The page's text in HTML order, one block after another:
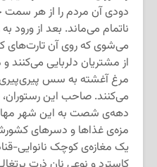
دودی آن مردم را از هر سمت
ناتمام می‌ماند. بعد از ورود به
می‌شوی که روی آن تارت‌های
از مشتریان دلربایی
مرغ آغشته به سس
می‌کنند. صاحب این رستوران،
دهه‌ی شصت به این شهر
یک مغازه‌ی کوچک نانوایی-